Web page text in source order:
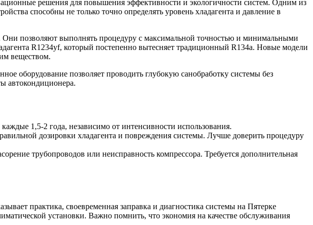
решения для повышения эффективности и экологичности систем. Одним из
способны не только точно определять уровень хладагента и давление в
позволяют выполнять процедуру с максимальной точностью и минимальными
R1234yf, который постепенно вытесняет традиционный R134a. Новые модели
веществом.
оборудование позволяет проводить глубокую санобработку системы без
автокондиционера.
1,5-2 года, независимо от интенсивности использования.
дозировки хладагента и повреждения системы. Лучше доверить процедуру
трубопроводов или неисправность компрессора. Требуется дополнительная
практика, своевременная заправка и диагностика системы на Пятерке
установки. Важно помнить, что экономия на качестве обслуживания